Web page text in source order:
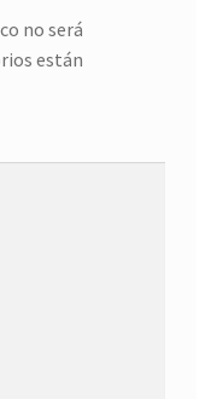
no será
están